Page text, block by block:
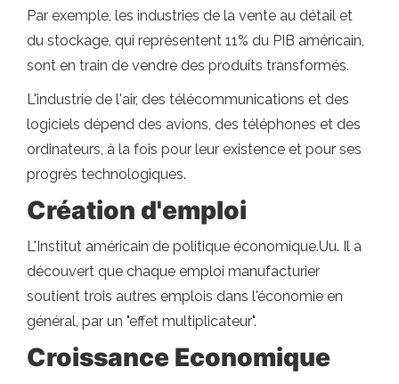
Par exemple, les industries de la vente au détail et
du stockage, qui représentent 11% du PIB américain,
sont en train de vendre des produits transformés.
L'industrie de l'air, des télécommunications et des
logiciels dépend des avions, des téléphones et des
ordinateurs, à la fois pour leur existence et pour ses
progrès technologiques.
Création d'emploi
L'Institut américain de politique économique.Uu. Il a
découvert que chaque emploi manufacturier
soutient trois autres emplois dans l'économie en
général, par un "effet multiplicateur".
Croissance Economique